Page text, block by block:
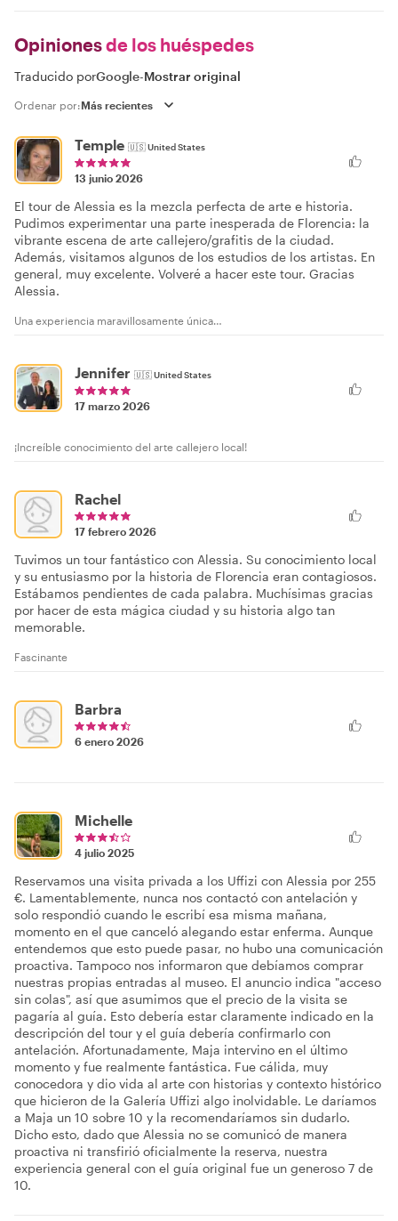
Opinionesde los huéspedes
Traducido porGoogle-Mostrar original
Ordenar por:
Temple 🇺🇸United States
13 junio 2026
El tour de Alessia es la mezcla perfecta de arte e historia.
Pudimos experimentar una parte inesperada de Florencia: la
vibrante escena de arte callejero/grafitis de la ciudad.
Además, visitamos algunos de los estudios de los artistas. En
general, muy excelente. Volveré a hacer este tour. Gracias
Alessia.
Una experiencia maravillosamente única…
Jennifer 🇺🇸United States
17 marzo 2026
¡Increíble conocimiento del arte callejero local!
Rachel
17 febrero 2026
Tuvimos un tour fantástico con Alessia. Su conocimiento local
y su entusiasmo por la historia de Florencia eran contagiosos.
Estábamos pendientes de cada palabra. Muchísimas gracias
por hacer de esta mágica ciudad y su historia algo tan
memorable.
Fascinante
Barbra
6 enero 2026
Michelle
4 julio 2025
Reservamos una visita privada a los Uffizi con Alessia por 255
€. Lamentablemente, nunca nos contactó con antelación y
solo respondió cuando le escribí esa misma mañana,
momento en el que canceló alegando estar enferma. Aunque
entendemos que esto puede pasar, no hubo una comunicación
proactiva. Tampoco nos informaron que debíamos comprar
nuestras propias entradas al museo. El anuncio indica "acceso
sin colas", así que asumimos que el precio de la visita se
pagaría al guía. Esto debería estar claramente indicado en la
descripción del tour y el guía debería confirmarlo con
antelación. Afortunadamente, Maja intervino en el último
momento y fue realmente fantástica. Fue cálida, muy
conocedora y dio vida al arte con historias y contexto histórico
que hicieron de la Galería Uffizi algo inolvidable. Le daríamos
a Maja un 10 sobre 10 y la recomendaríamos sin dudarlo.
Dicho esto, dado que Alessia no se comunicó de manera
proactiva ni transfirió oficialmente la reserva, nuestra
experiencia general con el guía original fue un generoso 7 de
10.